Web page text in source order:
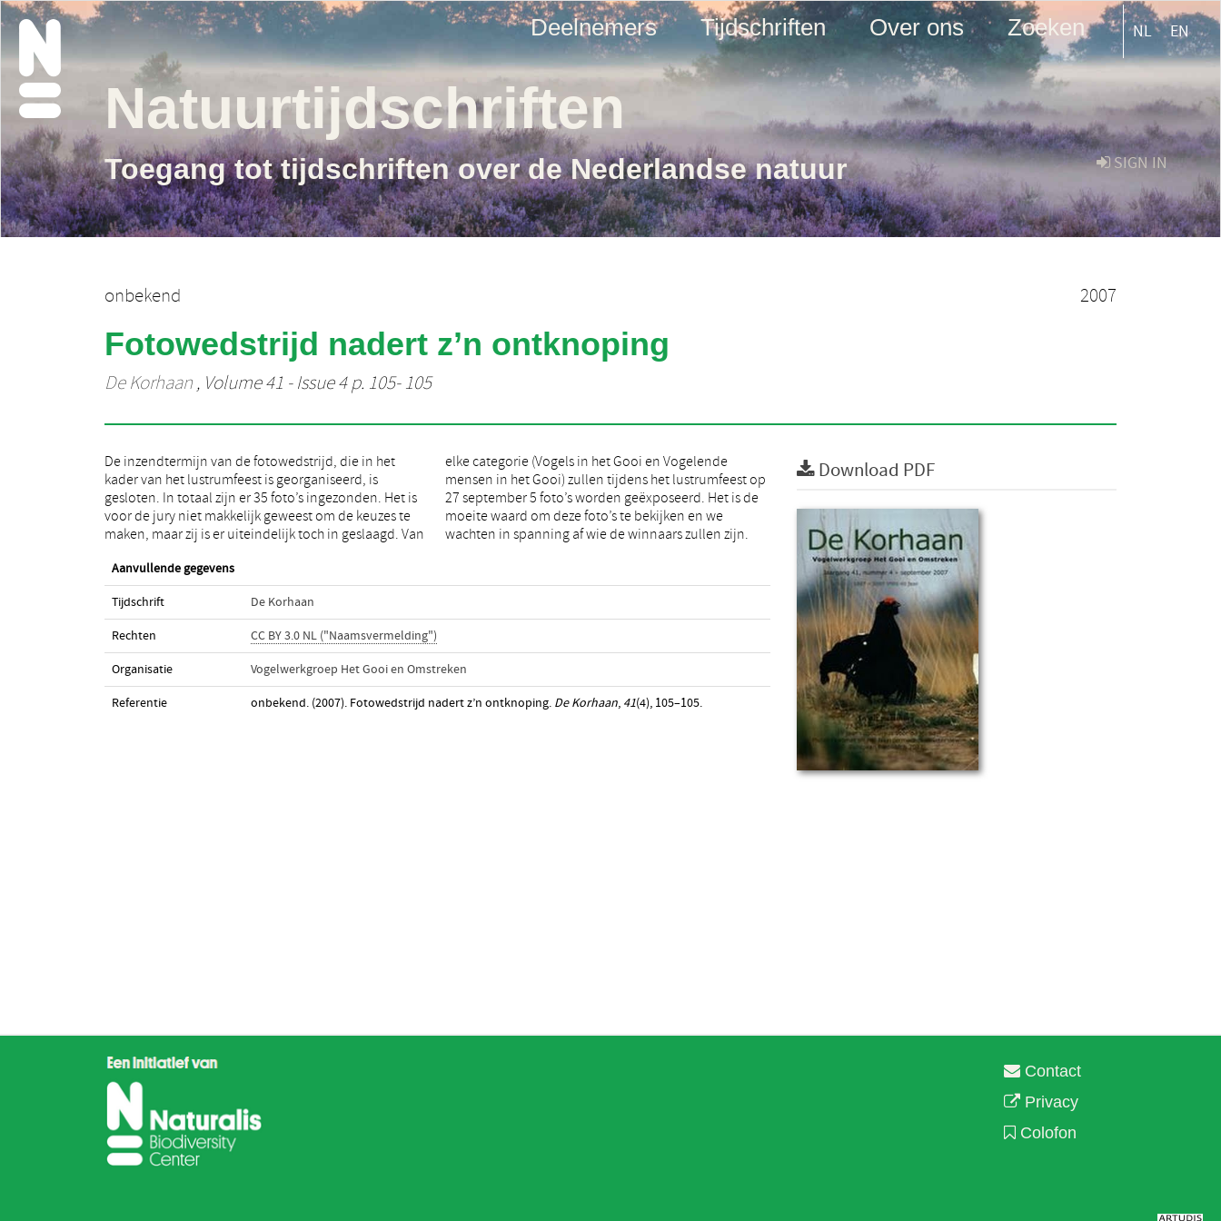
Deelnemers Tijdschriften Over ons Zoeken NL EN
SIGN IN
Natuurtijdschriften
Toegang tot tijdschriften over de Nederlandse natuur
onbekend 2007
Fotowedstrijd nadert z’n ontknoping
De Korhaan, Volume 41 - Issue 4 p. 105- 105
De inzendtermijn van de fotowedstrijd, die in het
kader van het lustrumfeest is georganiseerd, is
gesloten. In totaal zijn er 35 foto’s ingezonden. Het is
voor de jury niet makkelijk geweest om de keuzes te
maken, maar zij is er uiteindelijk toch in geslaagd. Van
elke categorie (Vogels in het Gooi en Vogelende
mensen in het Gooi) zullen tijdens het lustrumfeest op
27 september 5 foto’s worden geëxposeerd. Het is de
moeite waard om deze foto’s te bekijken en we
wachten in spanning af wie de winnaars zullen zijn.
Aanvullende gegevens
Tijdschrift De Korhaan
Rechten CC BY 3.0 NL ("Naamsvermelding")
Organisatie Vogelwerkgroep Het Gooi en Omstreken
Referentie onbekend. (2007). Fotowedstrijd nadert z’n ontknoping. De Korhaan, 41(4), 105–105.
Download PDF
Contact
Privacy
Colofon